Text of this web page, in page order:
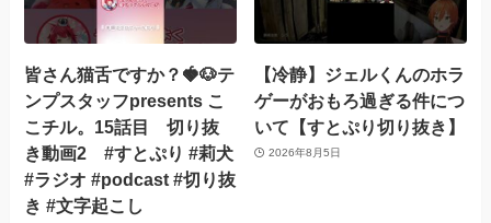
皆さん猫舌ですか？🍓🐶テ
ンプスタッフpresents こ
こチル。15話目 切り抜
き動画2 #すとぷり #莉犬
#ラジオ #podcast #切り抜
き #文字起こし
【冷静】ジェルくんのホラ
ゲーがおもろ過ぎる件につ
いて【すとぷり切り抜き】
2026年8月5日